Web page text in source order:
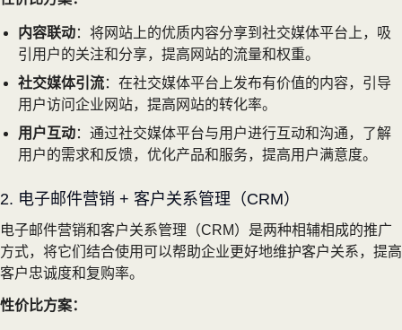
内容联动：将网站上的优质内容分享到社交媒体平台上，吸
引用户的关注和分享，提高网站的流量和权重。
社交媒体引流：在社交媒体平台上发布有价值的内容，引导
用户访问企业网站，提高网站的转化率。
用户互动：通过社交媒体平台与用户进行互动和沟通，了解
用户的需求和反馈，优化产品和服务，提高用户满意度。
2. 电子邮件营销 + 客户关系管理（CRM）
电子邮件营销和客户关系管理（CRM）是两种相辅相成的推广
方式，将它们结合使用可以帮助企业更好地维护客户关系，提高
客户忠诚度和复购率。
性价比方案：